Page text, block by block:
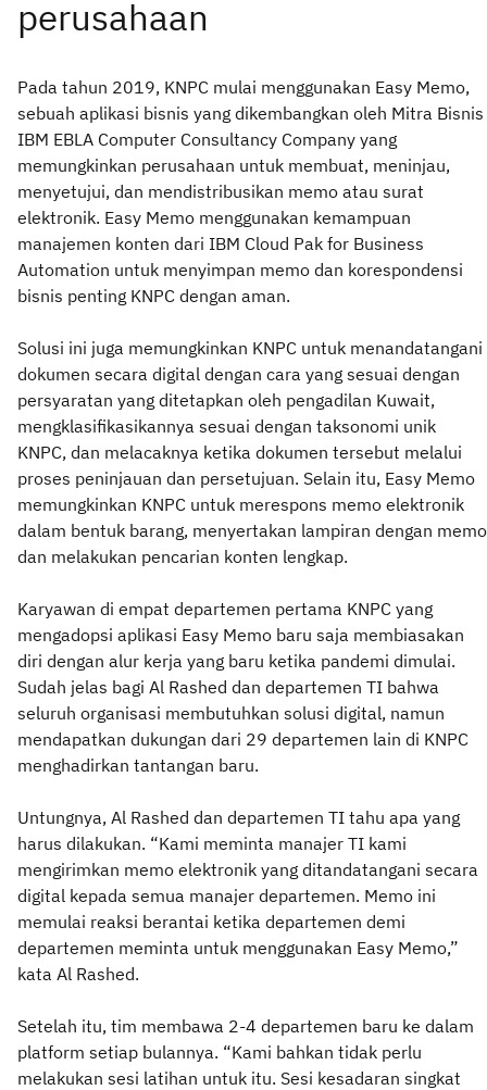
Pada tahun 2019, KNPC mulai menggunakan Easy Memo,
sebuah aplikasi bisnis yang dikembangkan oleh Mitra Bisnis
IBM EBLA Computer Consultancy Company yang
memungkinkan perusahaan untuk membuat, meninjau,
menyetujui, dan mendistribusikan memo atau surat
elektronik. Easy Memo menggunakan kemampuan
manajemen konten dari IBM Cloud Pak for Business
Automation untuk menyimpan memo dan korespondensi
bisnis penting KNPC dengan aman.
Solusi ini juga memungkinkan KNPC untuk menandatangani
dokumen secara digital dengan cara yang sesuai dengan
persyaratan yang ditetapkan oleh pengadilan Kuwait,
mengklasifikasikannya sesuai dengan taksonomi unik
KNPC, dan melacaknya ketika dokumen tersebut melalui
proses peninjauan dan persetujuan. Selain itu, Easy Memo
memungkinkan KNPC untuk merespons memo elektronik
dalam bentuk barang, menyertakan lampiran dengan memo
dan melakukan pencarian konten lengkap.
Karyawan di empat departemen pertama KNPC yang
mengadopsi aplikasi Easy Memo baru saja membiasakan
diri dengan alur kerja yang baru ketika pandemi dimulai.
Sudah jelas bagi Al Rashed dan departemen TI bahwa
seluruh organisasi membutuhkan solusi digital, namun
mendapatkan dukungan dari 29 departemen lain di KNPC
menghadirkan tantangan baru.
Untungnya, Al Rashed dan departemen TI tahu apa yang
harus dilakukan. “Kami meminta manajer TI kami
mengirimkan memo elektronik yang ditandatangani secara
digital kepada semua manajer departemen. Memo ini
memulai reaksi berantai ketika departemen demi
departemen meminta untuk menggunakan Easy Memo,”
kata Al Rashed.
Setelah itu, tim membawa 2-4 departemen baru ke dalam
platform setiap bulannya. “Kami bahkan tidak perlu
melakukan sesi latihan untuk itu. Sesi kesadaran singkat